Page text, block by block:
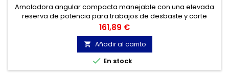
Amoladora angular compacta manejable con una elevada
reserva de potencia para trabajos de desbaste y corte
efectivos.
Precio
161,89 €
 Añadir al carrito
 En stock